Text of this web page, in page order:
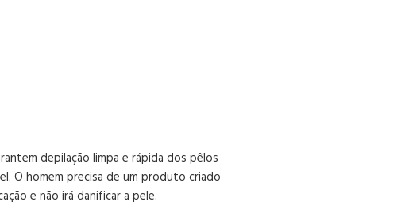
depilação limpa e rápida dos pêlos
O homem precisa de um produto criado
e não irá danificar a pele.